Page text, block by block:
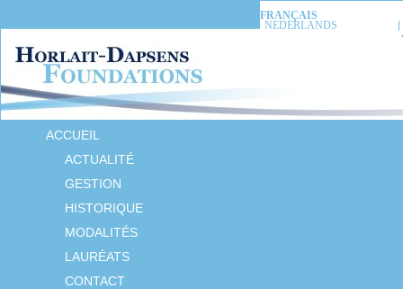
FRANÇAIS
NEDERLANDS
ACCUEIL
ACTUALITÉ
GESTION
HISTORIQUE
MODALITÉS
LAURÉATS
CONTACT